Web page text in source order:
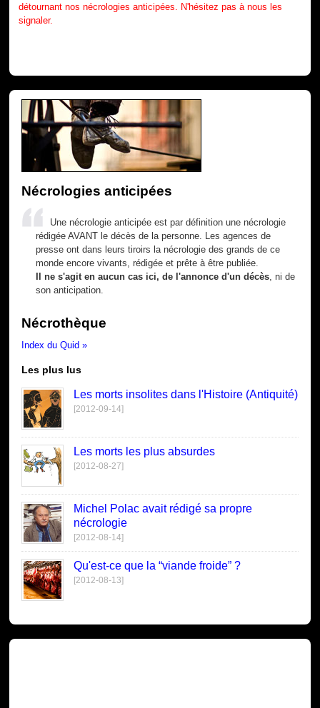
détournant nos nécrologies anticipées. N'hésitez pas à nous les
signaler.
Nécrologies anticipées
Une nécrologie anticipée est par définition une nécrologie
rédigée AVANT le décès de la personne. Les agences de
presse ont dans leurs tiroirs la nécrologie des grands de ce
monde encore vivants, rédigée et prête à être publiée.
Il ne s'agit en aucun cas ici, de l'annonce d'un décès , ni de
son anticipation.
Nécrothèque
Index du Quid »
Les plus lus
Les morts insolites dans l'Histoire (Antiquité)
[2012-09-14]
Les morts les plus absurdes
[2012-08-27]
Michel Polac avait rédigé sa propre
nécrologie
[2012-08-14]
Qu'est-ce que la “viande froide” ?
[2012-08-13]